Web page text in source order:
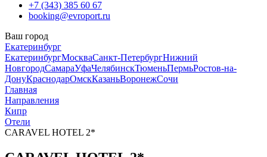
+7 (343) 385 60 67
booking@evroport.ru
Ваш город
Екатеринбург
ЕкатеринбургМоскваСанкт-ПетербургНижний
НовгородСамараУфаЧелябинскТюменьПермьРостов-на-
ДонуКраснодарОмскКазаньВоронежСочи
Главная
Направления
Кипр
Отели
CARAVEL HOTEL 2*